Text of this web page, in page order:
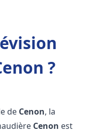
?
de Cenon, la
Cenon est